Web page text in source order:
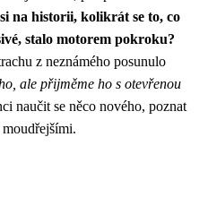
na historii, kolikrát se to, co
stalo motorem pokroku?
z neznámého posunulo
ale přijměme ho s otevřenou
naučit se něco nového, poznat
moudřejšími.